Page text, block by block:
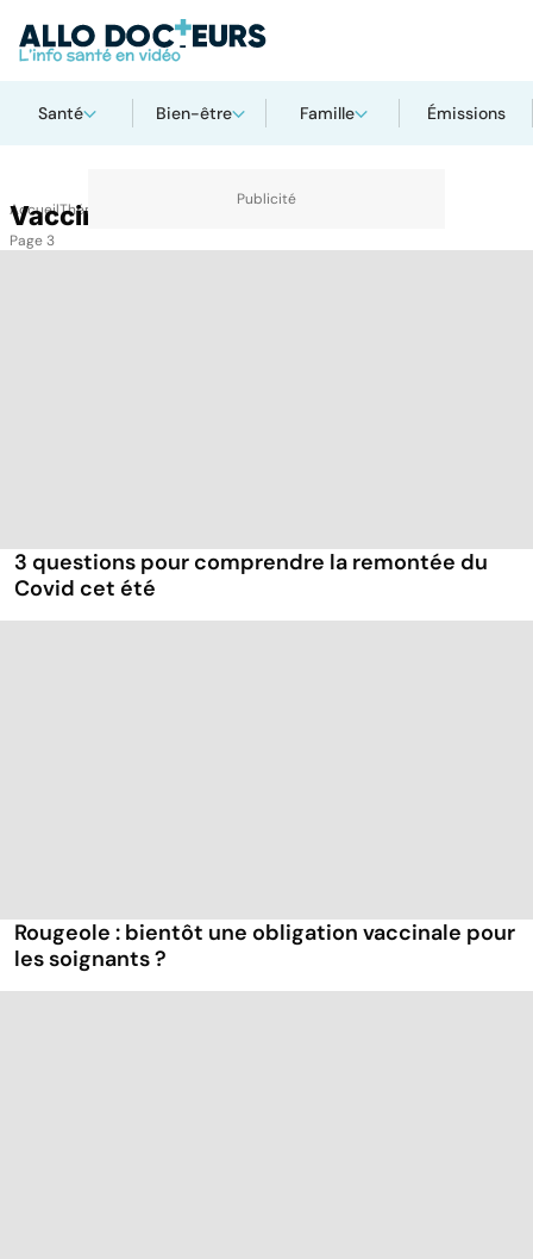
Santé Bien-être Famille Émissions
AccueilThématiques
Vaccins
Page 3
3 questions pour comprendre la remontée du
Covid cet été
Rougeole : bientôt une obligation vaccinale pour
les soignants ?